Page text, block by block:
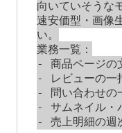
向いていそうな
速安価型・画像
い。
業務一覧：
- 商品ページの
- レビューの一
- 問い合わせの
- サムネイル・